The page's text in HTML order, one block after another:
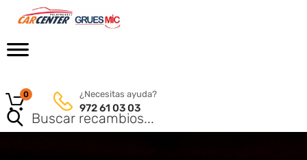
¿Necesitas ayuda?
972 61 03 03
0